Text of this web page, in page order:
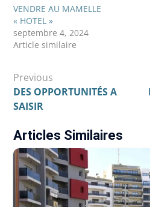
VENDRE AU MAMELLE
« HOTEL »
septembre 4, 2024
Article similaire
Navigation
de
l’article
Previous
DES OPPORTUNITÉS A
SAISIR
Articles Similaires